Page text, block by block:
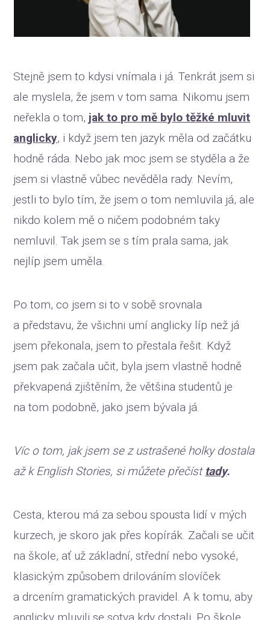
Stejně jsem to kdysi vnímala i já. Tenkrát jsem si
ale myslela, že jsem v tom sama. Nikomu jsem
neřekla o tom, jak to pro mě bylo těžké mluvit
anglicky, i když jsem ten jazyk měla od začátku
hodně ráda. Nebo jak moc jsem se styděla a že
jsem si vlastně vůbec nevěděla rady. Nevím,
jestli to bylo tím, že jsem o tom nemluvila já, ale
nikdo kolem mě o ničem podobném taky
nemluvil. Tak jsem se s tím prala sama, jak
nejlíp jsem uměla.
Po tom, co jsem si to v sobě srovnala
a představu, že všichni umí anglicky líp než já
jsem překonala, jsem to přestala řešit. Když
jsem pak začala učit, byla jsem vlastně hodně
překvapená zjištěním, že většina studentů je
na tom podobně, jako jsem bývala já.
Víc o tom, jak jsem se z ustrašené holky dostala
až k English Stories, si můžete přečíst tady.
Cesta, kterou má za sebou spousta lidí v mých
kurzech, je skoro jak přes kopírák. Začali se učit
na škole, ať už základní, střední nebo vysoké,
klasickým způsobem drilováním slovíček
a drcením gramatických pravidel. A k tomu, aby
anglicky mluvili se sotva kdy dostali. Po škole